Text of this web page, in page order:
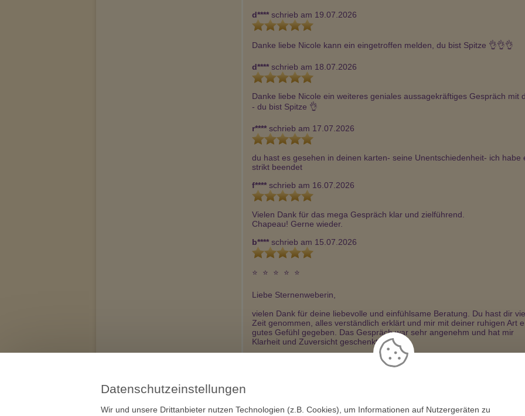
d**** schrieb am 19.07.2026
Danke liebe Nicole kann ein eingetroffen melden, du bist Spitze 👌👌👌
d**** schrieb am 18.07.2026
Danke liebe Nicole ein weiteres geniales aussagekräftiges Gespräch mit
- du bist Spitze 👌
r**** schrieb am 17.07.2026
du hast es gesehen in deinen karten- seine Unentschiedenheit- ich habe
strikt beendet
f**** schrieb am 16.07.2026
Vielen Dank für das mega Gespräch klar und zielführend.
Chapeau! Gerne wieder.
b**** schrieb am 15.07.2026
⭐  ⭐  ⭐  ⭐  ⭐
Liebe Sternenweberin,
vielen Dank für deine liebevolle und einfühlsame Beratung. Du hast dir
Zeit genommen, alles verständlich erklärt und mir mit deiner ruhigen Art
gutes Gefühl gegeben. Das Gespräch war sehr angenehm und hat mir
Klarheit und Zuversicht geschenkt.
Ich kann dich von Herzen weiterempfehlen und freue mich schon auf das
nächste Gespräch. Vielen Dank für deine Zeit und deine wertvolle
Datenschutzeinstellungen
Wir und unsere Drittanbieter nutzen Technologien (z.B. Cookies), um Informationen auf Nutzergeräten zu